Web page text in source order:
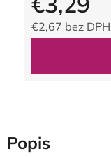
€2,67 bez DPH
Popis